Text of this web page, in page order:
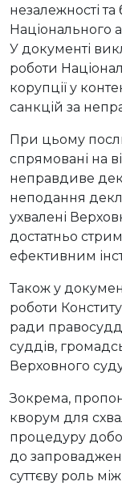
незалежності
Національного
У документі
роботи
корупції у
санкцій за
При цьому
спрямовані на
неправдиве
неподання
ухвалені
достатньо
ефективним
Також у
роботи
ради
суддів,
Верховного
Зокрема,
кворум для
процедуру
до
суттєву роль